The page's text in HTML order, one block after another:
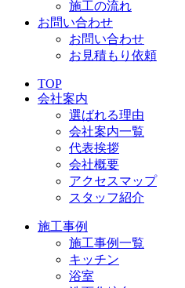
施工の流れ
お問い合わせ
お問い合わせ
お見積もり依頼
TOP
会社案内
選ばれる理由
会社案内一覧
代表挨拶
会社概要
アクセスマップ
スタッフ紹介
施工事例
施工事例一覧
キッチン
浴室